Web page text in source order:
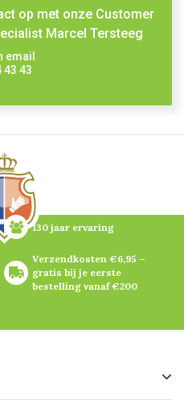
op met onze Customer
Marcel Tersteeg
email
43 43
130 jaar ervaring
Verzendkosten €6,95 –
gratis bij je eerste
bestelling vanaf €200